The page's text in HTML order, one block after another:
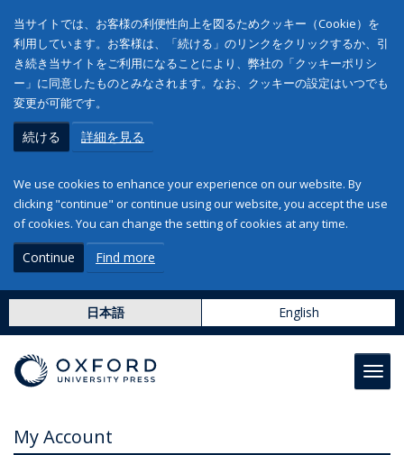
当サイトでは、お客様の利便性向上を図るためクッキー（Cookie）を
利用しています。お客様は、「続ける」のリンクをクリックするか、引
き続き当サイトをご利用になることにより、弊社の「クッキーポリシ
ー」に同意したものとみなされます。なお、クッキーの設定はいつでも
変更が可能です。
続ける 詳細を見る
We use cookies to enhance your experience on our website. By
clicking "continue" or continue using our website, you accept the use
of cookies. You can change the setting of cookies at any time.
Continue Find more
日本語 English
My Account